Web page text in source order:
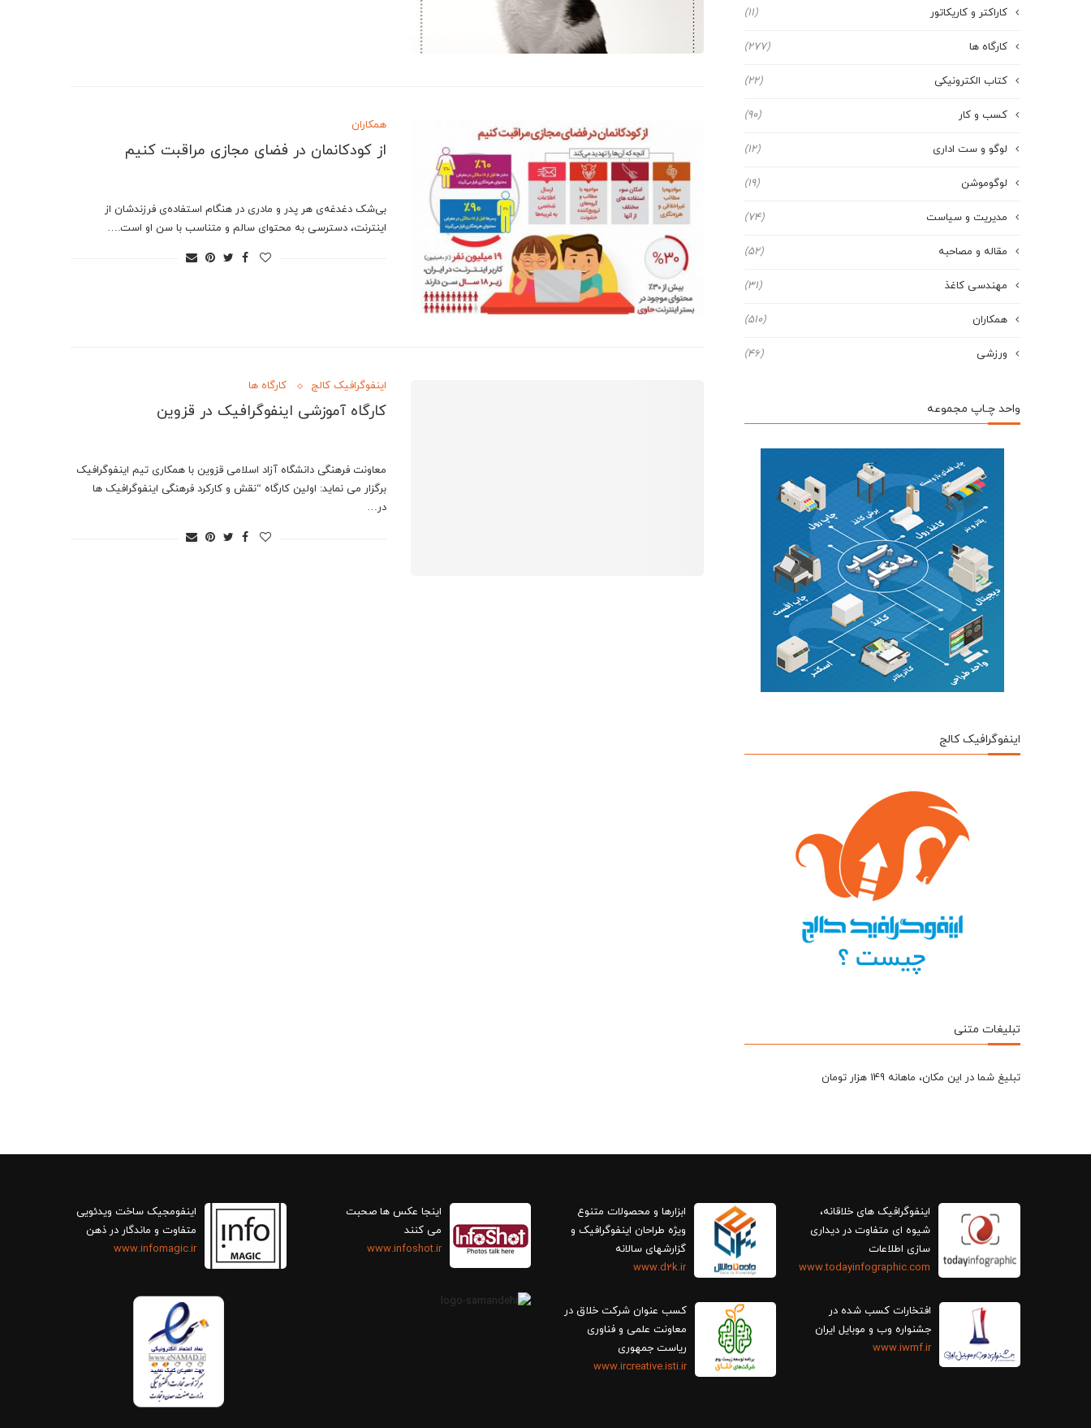
همکاران
از کودکانمان در فضای مجازی مراقبت کنیم
بی‌شک دغدغه‌‌ی هر پدر و مادری در هنگام استفاده‌ی فرزندشان از
اینترنت، دسترسی به محتوای سالم و متناسب با سن او است.…
اینفوگرافیک کالج کارگاه ها
کارگاه آموزشی اینفوگرافیک در قزوین
معاونت فرهنگی دانشگاه آزاد اسلامی قزوین با همکاری تیم اینفوگرافیک
برگزار می نماید: اولین کارگاه “نقش و کارکرد فرهنگی اینفوگرافیک ها
در…
کاراکتر و کاریکاتور (11)
کارگاه ها (277)
کتاب الکترونیکی (22)
کسب و کار (90)
لوگو و ست اداری (12)
لوگوموشن (19)
مدیریت و سیاست (74)
مقاله و مصاحبه (52)
مهندسی کاغذ (31)
همکاران (510)
ورزشی (46)
واحد چـاپ مجموعه
اینفوگرافیک کالج
تبلیغات متنی
تبلیغ شما در این مکان، ماهانه 149 هزار تومان
اینفوگرافیک های خلاقانه،
سازی اطلاعات
www.todayinfographic.com
افتخارات کسب شده در
جشنواره وب و موبایل ایران
www.iwmf.ir
ابزارها و محصولات متنوع
ویژه طراحان اینفوگرافیک و
گزارش‎های سالانه
www.d2k.ir
کسب عنوان شرکت خلاق در
معاونت علمی و فناوری
ریاست جمهوری
www.ircreative.isti.ir
اینجا عکس ها صحبت
می کنند
www.infoshot.ir
اینفومجیک ساخت ویدئویی
متفاوت و ماندگار در ذهن
www.infomagic.ir